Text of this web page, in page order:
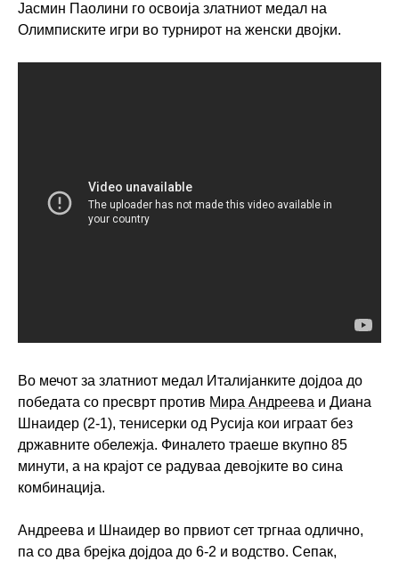
Јасмин Паолини го освоија златниот медал на
Олимписките игри во турнирот на женски двојки.
Во мечот за златниот медал Италијанките дојдоа до
победата со пресврт против Мира Андреева и Диана
Шнаидер (2-1), тенисерки од Русија кои играат без
државните обележја. Финалето траеше вкупно 85
минути, а на крајот се радуваа девојките во сина
комбинација.
Андреева и Шнаидер во првиот сет тргнаа одлично,
па со два брејка дојдоа до 6-2 и водство. Сепак,